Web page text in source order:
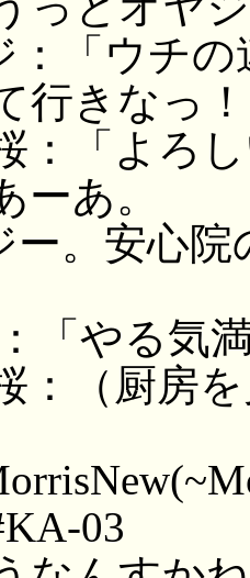
：「ウチ
行きなっ
：「よろ
ーあ。
ー。安心
「やる気
：（厨房
03